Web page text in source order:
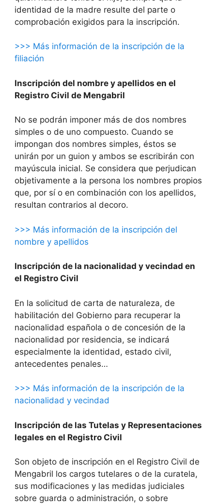
identidad de la madre resulte del parte o
comprobación exigidos para la inscripción.
>>> Más información de la inscripción de la
filiación
Inscripción del nombre y apellidos en el
Registro Civil de Mengabril
No se podrán imponer más de dos nombres
simples o de uno compuesto. Cuando se
impongan dos nombres simples, éstos se
unirán por un guion y ambos se escribirán con
mayúscula inicial. Se considera que perjudican
objetivamente a la persona los nombres propios
que, por sí o en combinación con los apellidos,
resultan contrarios al decoro.
>>> Más información de la inscripción del
nombre y apellidos
Inscripción de la nacionalidad y vecindad en
el Registro Civil
En la solicitud de carta de naturaleza, de
habilitación del Gobierno para recuperar la
nacionalidad española o de concesión de la
nacionalidad por residencia, se indicará
especialmente la identidad, estado civil,
antecedentes penales…
>>> Más información de la inscripción de la
nacionalidad y vecindad
Inscripción de las Tutelas y Representaciones
legales en el Registro Civil
Son objeto de inscripción en el Registro Civil de
Mengabril los cargos tutelares o de la curatela,
sus modificaciones y las medidas judiciales
sobre guarda o administración, o sobre